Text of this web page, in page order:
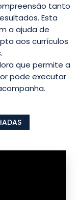
tanto
Esta
a ajuda de
aos currículos
que permite a
pode executar